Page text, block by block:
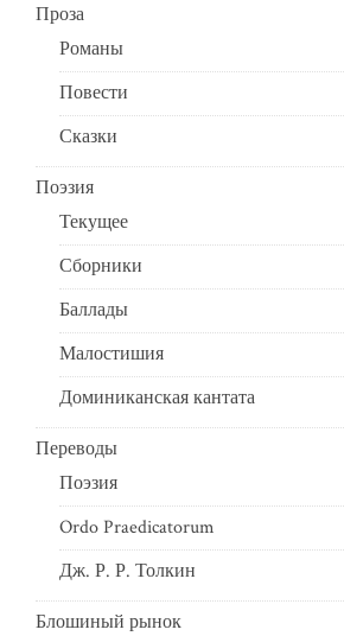
Проза
Романы
Повести
Сказки
Поэзия
Текущее
Сборники
Баллады
Малостишия
Доминиканская кантата
Переводы
Поэзия
Ordo Praedicatorum
Дж. Р. Р. Толкин
Блошиный рынок